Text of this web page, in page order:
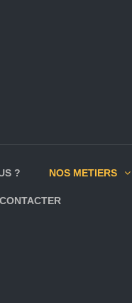
? NOS METIERS